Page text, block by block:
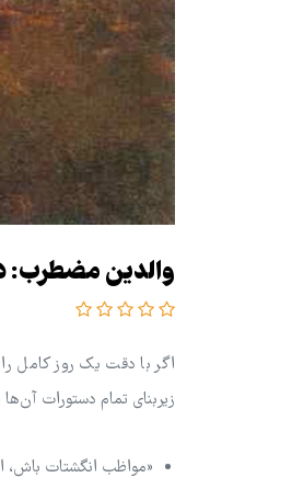
والدین مضطرب:
اگر با دقت یک روز کامل
زیربنای تمام دستورات
«مواظب انگشتات باش،